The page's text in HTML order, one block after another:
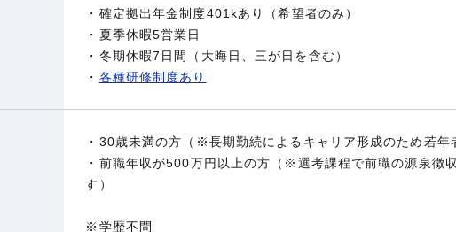
・確定拠出年金制度401kあり（希望者のみ）
・夏季休暇5営業日
・冬期休暇7日間（大晦日、三が日を含む）
・ 各種研修制度あり
・30歳未満の方（※長期勤続によるキャリア形成のため若年
・前職年収が500万円以上の方（※選考課程で前職の源泉徴
す）
※学歴不問